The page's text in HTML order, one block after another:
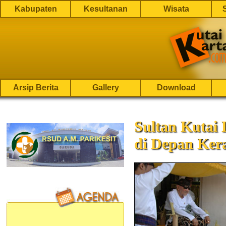
Kabupaten Kesultanan Wisata
Arsip Berita Gallery Download
Sultan Kutai
di Depan